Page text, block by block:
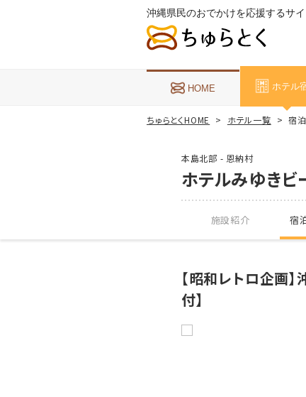
沖縄県民のおでかけを応援するサイ
HOME ホテル
ちゅらとくHOME ホテル一覧 宿
本島北部 - 恩納村
ホテルみゆきビ
施設紹介 宿
【昭和レトロ企画
付】